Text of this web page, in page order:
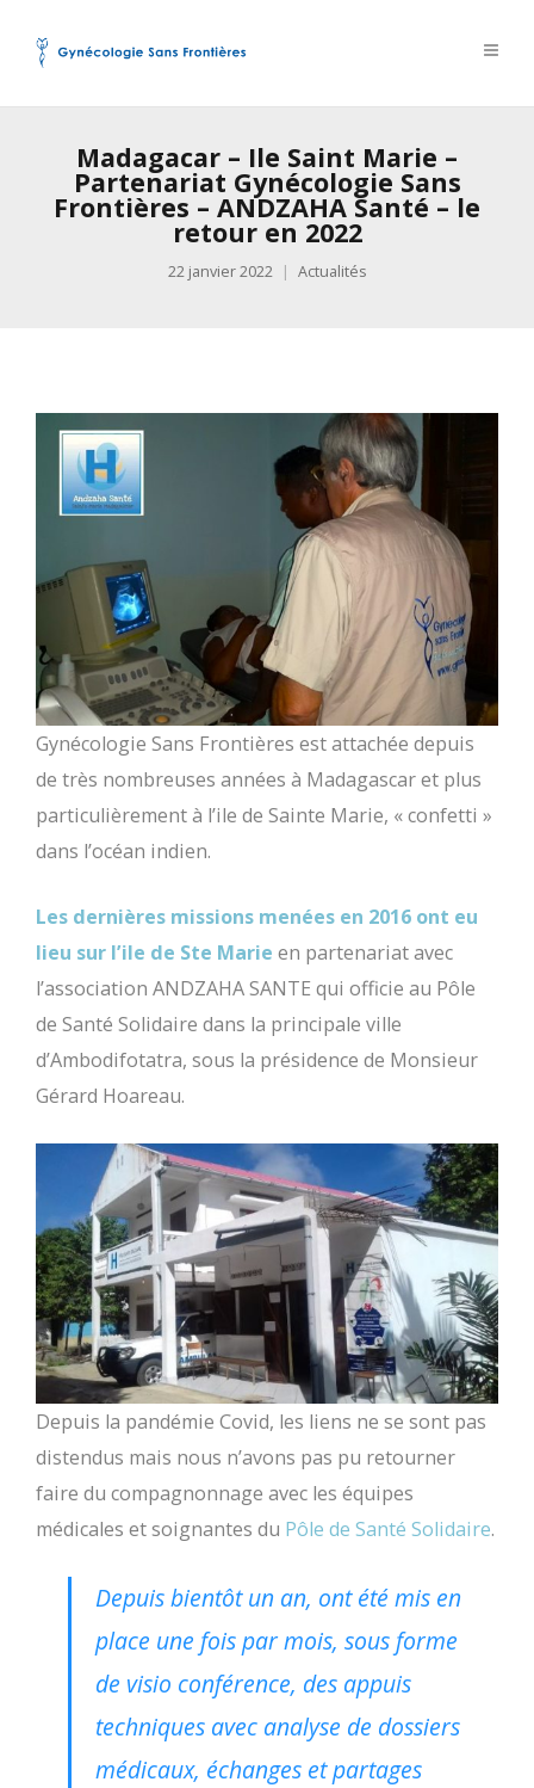
Madagacar – Ile Saint Marie –
Partenariat Gynécologie Sans
Frontières – ANDZAHA Santé – le
retour en 2022
22 janvier 2022 Actualités
Gynécologie Sans Frontières est attachée depuis
de très nombreuses années à Madagascar et plus
particulièrement à l’ile de Sainte Marie, « confetti »
dans l’océan indien.
Les dernières missions menées en 2016 ont eu
lieu sur l’ile de Ste Marie en partenariat avec
l’association ANDZAHA SANTE qui officie au Pôle
de Santé Solidaire dans la principale ville
d’Ambodifotatra, sous la présidence de Monsieur
Gérard Hoareau.
Depuis la pandémie Covid, les liens ne se sont pas
distendus mais nous n’avons pas pu retourner
faire du compagnonnage avec les équipes
médicales et soignantes du Pôle de Santé Solidaire.
Depuis bientôt un an, ont été mis en
place une fois par mois, sous forme
de visio conférence, des appuis
techniques avec analyse de dossiers
médicaux, échanges et partages